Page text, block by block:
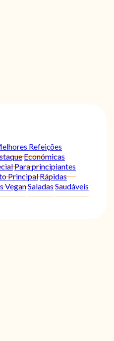
Refeições
Económicas
Para principiantes
PrincipalRápidas
VeganSaladasSaudáveis